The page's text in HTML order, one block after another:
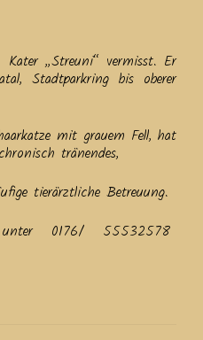
„Streuni“ vermisst. Er
Stadtparkring bis oberer
mit grauem Fell, hat
tränendes,
tierärztliche Betreuung.
0176/ 55532578